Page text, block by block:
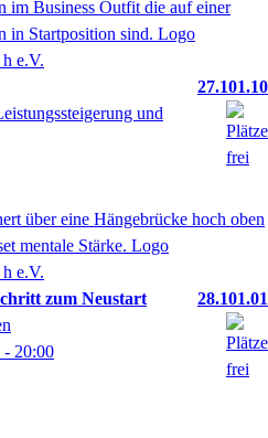
27.101.10
und
zum Neustart
28.101.01
- 20:00